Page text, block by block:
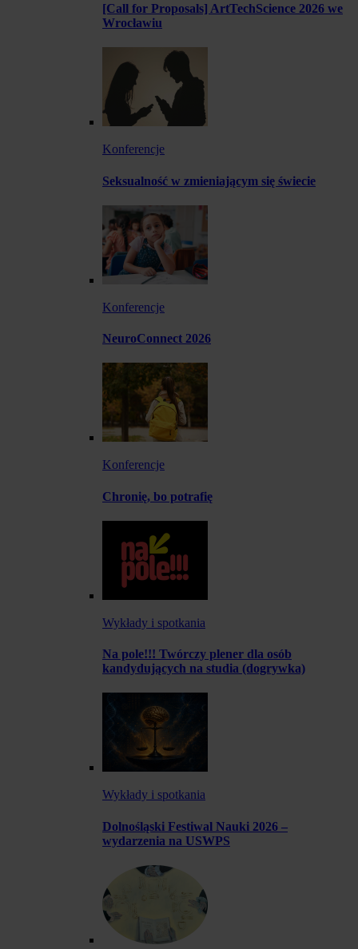
[Call for Proposals] ArtTechScience 2026 we
Wrocławiu
Konferencje
Seksualność w zmieniającym się świecie
Konferencje
NeuroConnect 2026
Konferencje
Chronię, bo potrafię
Wykłady i spotkania
Na pole!!! Twórczy plener dla osób
kandydujących na studia (dogrywka)
Wykłady i spotkania
Dolnośląski Festiwal Nauki 2026 –
wydarzenia na USWPS